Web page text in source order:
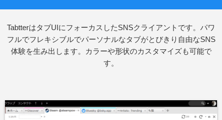
TabtterはタブUIにフォーカスしたSNSクライアントです。パワ
フルでフレキシブルでパーソナルなタブがとびきり自由なSNS
体験を生み出します。カラーや形状のカスタマイズも可能で
す。